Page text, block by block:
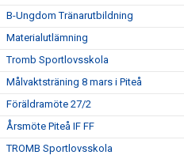
B-Ungdom Tränarutbildning
Materialutlämning
Tromb Sportlovsskola
Målvaktsträning 8 mars i Piteå
Föräldramöte 27/2
Årsmöte Piteå IF FF
TROMB Sportlovsskola